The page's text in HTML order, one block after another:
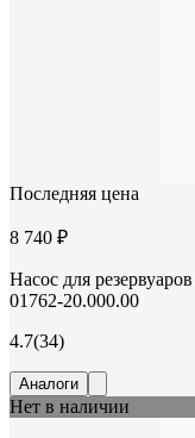
Последняя цена
8 740 ₽
Насос для
01762-20.000.00
4.7(34)
Аналоги
Нет в наличии